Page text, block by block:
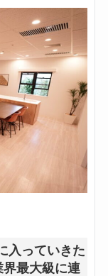
入っていきた
最大級に連